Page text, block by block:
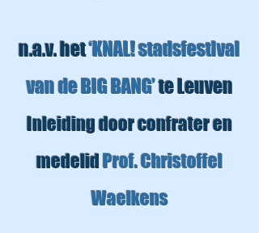
n.a.v. het‘KNAL! stadsfestival
van de BIG BANG’te Leuven
Inleiding door confrater en
medelidProf. Christoffel
Waelkens